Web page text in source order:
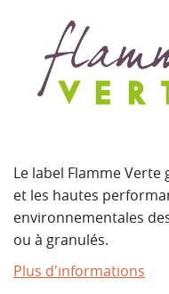
Le label Flamme
et les hautes
environnementales
ou à granulés.
Plus d'informations